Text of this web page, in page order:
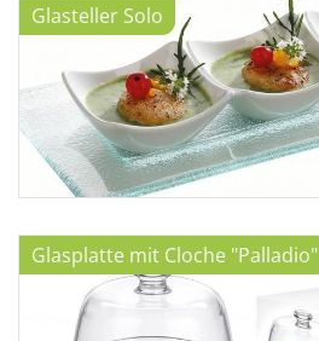
Glasteller Solo
Glasplatte mit Cloche "Palladio"